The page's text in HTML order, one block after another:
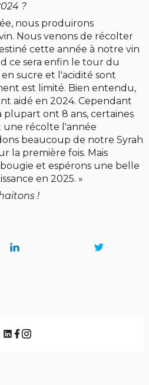
?
nous produirons
Nous venons de récolter
cette année à notre vin
ce sera enfin le tour du
sucre et l'acidité sont
est limité. Bien entendu,
aidé en 2024. Cependant
plupart ont 8 ans, certaines
récolte l'année
beaucoup de notre Syrah
la première fois. Mais
et espérons une belle
en 2025. »
!